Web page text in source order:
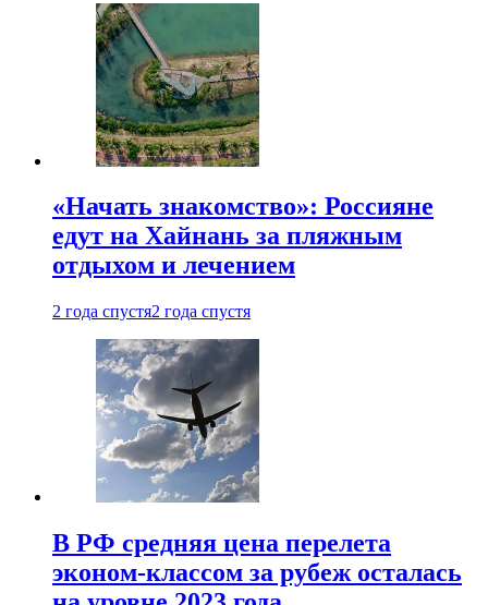
«Начать знакомство»: Россияне
едут на Хайнань за пляжным
отдыхом и лечением
2 года спустя2 года спустя
В РФ средняя цена перелета
эконом-классом за рубеж осталась